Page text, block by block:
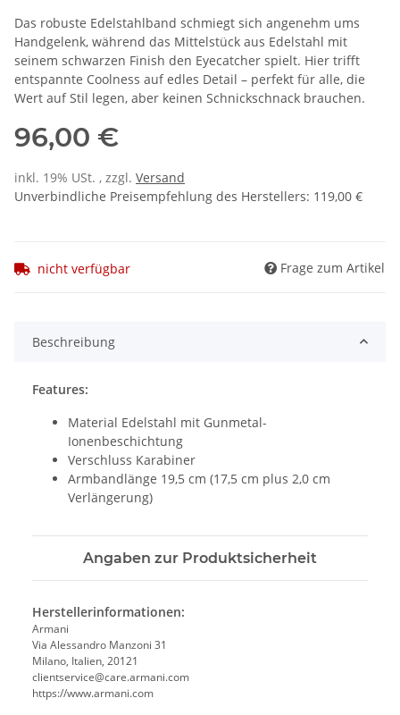
Das robuste Edelstahlband schmiegt sich angenehm ums
Handgelenk, während das Mittelstück aus Edelstahl mit
seinem schwarzen Finish den Eyecatcher spielt. Hier trifft
entspannte Coolness auf edles Detail – perfekt für alle, die
Wert auf Stil legen, aber keinen Schnickschnack brauchen.
96,00 €
inkl. 19% USt. , zzgl. Versand
Unverbindliche Preisempfehlung des Herstellers: 119,00 €
nicht verfügbar Frage zum Artikel
Beschreibung
Features:
Material Edelstahl mit Gunmetal-
Ionenbeschichtung
Verschluss Karabiner
Armbandlänge 19,5 cm (17,5 cm plus 2,0 cm
Verlängerung)
Angaben zur Produktsicherheit
Herstellerinformationen:
Armani
Via Alessandro Manzoni 31
Milano, Italien, 20121
clientservice@care.armani.com
https://www.armani.com